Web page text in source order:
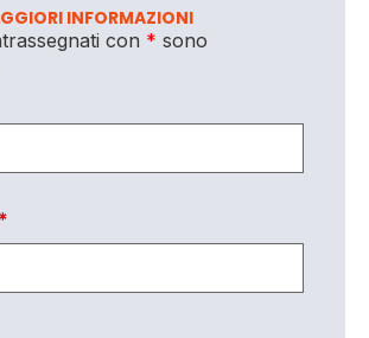
INFORMAZIONI
con * sono
*